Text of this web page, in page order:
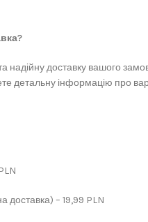
доставку вашого
детальну інформацію про
доставка) – 19,99 PLN